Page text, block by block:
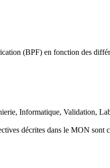
(BPF) en fonction des
Informatique, Validation,
décrites dans le MON sont